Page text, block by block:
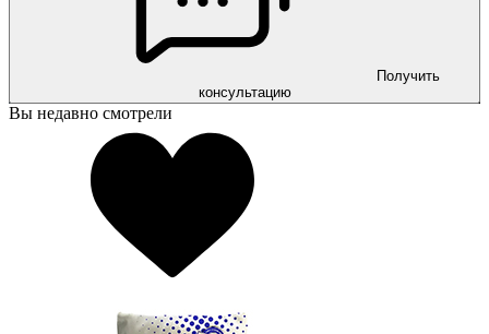
Получить
консультацию
Вы недавно смотрели